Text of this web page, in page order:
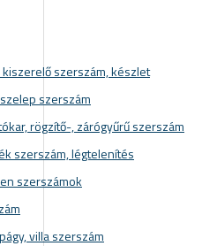
kiszerelő szerszám, készlet
szerszám
rögzítő-, zárógyűrű szerszám
szerszám, légtelenítés
szerszámok
villa szerszám